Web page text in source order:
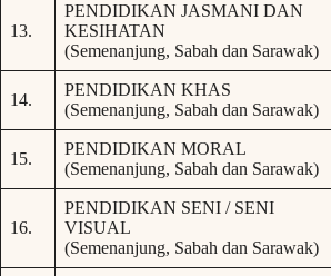
13.
PENDIDIKAN JASMANI DAN
KESIHATAN
(Semenanjung, Sabah dan Sarawak)
14.
PENDIDIKAN KHAS
(Semenanjung, Sabah dan Sarawak)
15.
PENDIDIKAN MORAL
(Semenanjung, Sabah dan Sarawak)
16.
PENDIDIKAN SENI / SENI
VISUAL
(Semenanjung, Sabah dan Sarawak)